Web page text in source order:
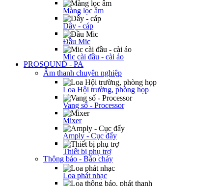
Màng lọc âm
Dây - cáp
Đầu Mic
Mic cài đầu - cài áo
PROSOUND - PA
Âm thanh chuyên nghiệp
Loa Hội trường, phòng họp
Vang số - Processor
Mixer
Amply - Cục đẩy
Thiết bị phụ trợ
Thông báo - Báo cháy
Loa phát nhạc